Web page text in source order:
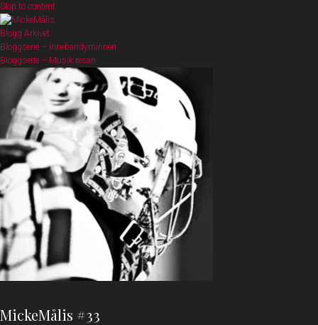
Skip to content
Blogg Arkivet
Bloggserie – Innebandyminnen
Bloggserie – Musik resan
MickeMålis #33